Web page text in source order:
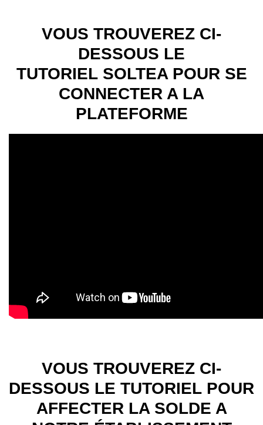
VOUS TROUVEREZ CI-
DESSOUS LE
TUTORIEL SOLTEA POUR SE
CONNECTER A LA
PLATEFORME
VOUS TROUVEREZ CI-
DESSOUS LE TUTORIEL POUR
AFFECTER LA SOLDE A